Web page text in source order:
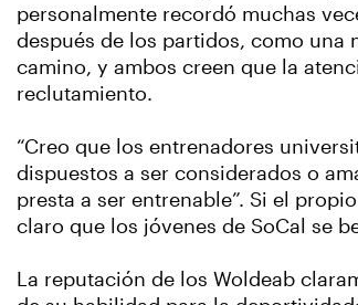
personalmente recordó muchas
después de los partidos, como una
camino, y ambos creen que la
reclutamiento.
“Creo que los entrenadores
dispuestos a ser considerados o
presta a ser entrenable”. Si el
claro que los jóvenes de SoCal se
La reputación de los Woldeab